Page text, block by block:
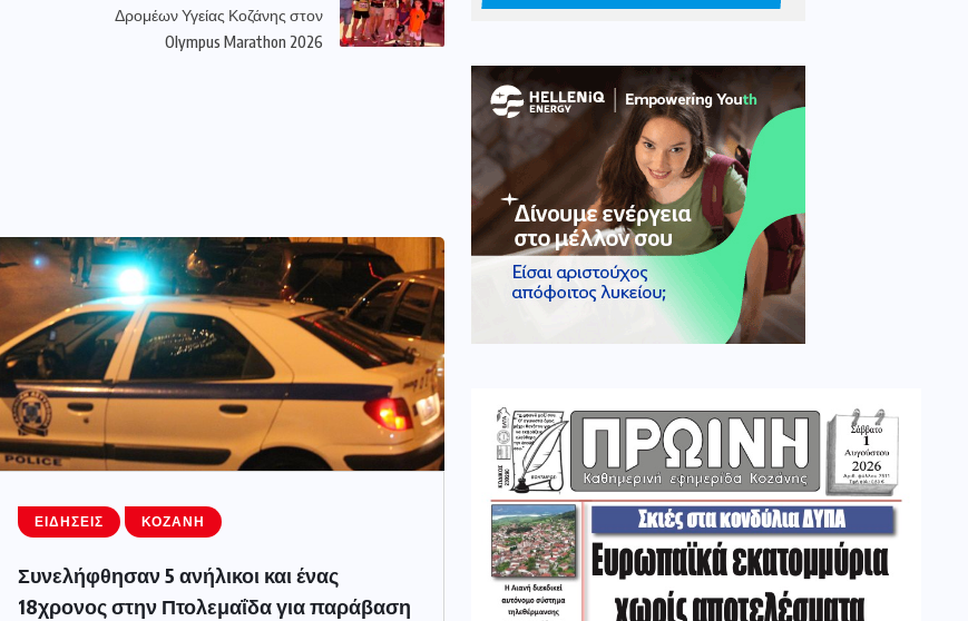
Δρομέων Υγείας Κοζάνης στον
Olympus Marathon 2026
ΕΙΔΉΣΕΙΣ ΚΟΖΆΝΗ
Συνελήφθησαν 5 ανήλικοι και ένας
18χρονος στην Πτολεμαΐδα για παράβαση